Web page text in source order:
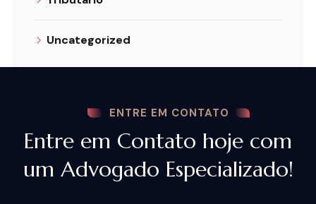
Uncategorized
ENTRE EM CONTATO
Entre em Contato hoje com
um Advogado Especializado!